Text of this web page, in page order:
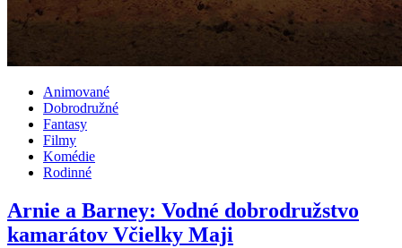
Animované
Dobrodružné
Fantasy
Filmy
Komédie
Rodinné
Arnie a Barney: Vodné dobrodružstvo
kamarátov Včielky Maji